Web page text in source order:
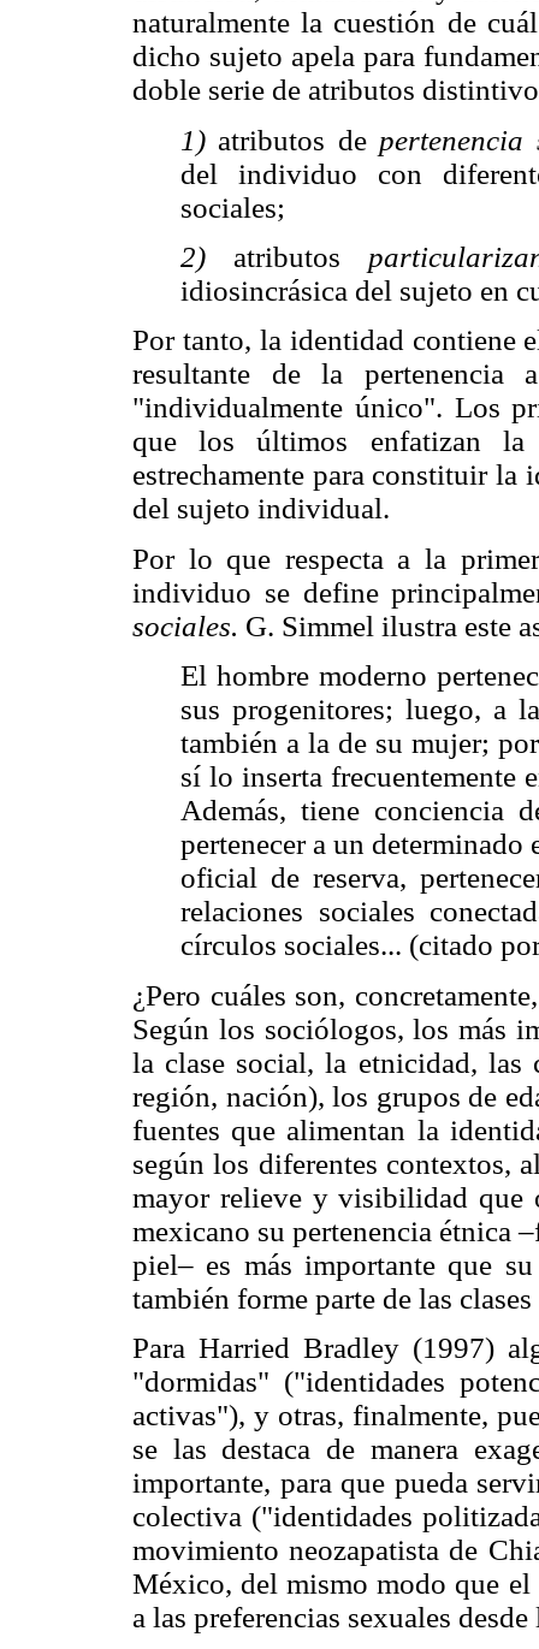
naturalmente la cuestión de
dicho sujeto apela para
doble serie de atributos
1) atributos de
del individuo con
sociales;
2)
atributos
idiosincrásica del sujeto en
Por tanto, la identidad contiene
resultante de la
"individualmente único". Los
que los últimos enfatizan la
estrechamente para constituir
del sujeto individual.
Por lo que respecta a la
individuo se define
sociales. G. Simmel ilustra este
El hombre moderno
sus progenitores; luego, a
también a la de su mujer;
sí lo inserta frecuentemente
Además, tiene conciencia
pertenecer a un determinado
oficial de reserva,
relaciones sociales
círculos sociales... (citado
¿Pero cuáles son,
Según los sociólogos, los más
la clase social, la etnicidad, las
región, nación), los grupos de
fuentes que alimentan la
según los diferentes contextos,
mayor relieve y visibilidad que
mexicano su pertenencia étnica
piel– es más importante que
también forme parte de las
Para Harried Bradley (1997)
"dormidas" ("identidades
activas"), y otras, finalmente,
se las destaca de manera
importante, para que pueda
colectiva ("identidades
movimiento neozapatista de
México, del mismo modo que
a las preferencias sexuales